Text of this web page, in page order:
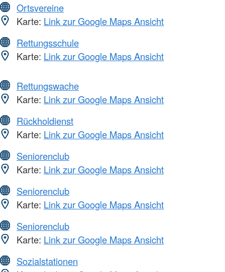
Ortsvereine
Karte: Link zur Google Maps Ansicht
Rettungsschule
Karte: Link zur Google Maps Ansicht
Rettungswache
Karte: Link zur Google Maps Ansicht
Rückholdienst
Karte: Link zur Google Maps Ansicht
Seniorenclub
Karte: Link zur Google Maps Ansicht
Seniorenclub
Karte: Link zur Google Maps Ansicht
Seniorenclub
Karte: Link zur Google Maps Ansicht
Sozialstationen